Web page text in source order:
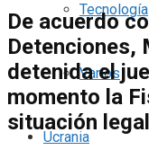
Tecnología
Varios
Ucrania
De acuerdo
Detenciones,
detenida el
momento la
situación